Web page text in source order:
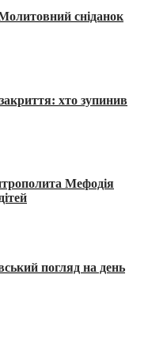
сніданок
хто зупинив
Мефодія
погляд на день